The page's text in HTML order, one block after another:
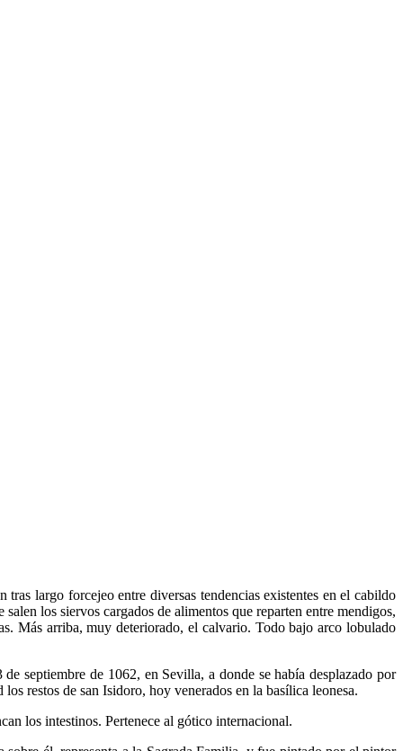
largo forcejeo entre diversas tendencias existentes en el cabildo
los siervos cargados de alimentos que reparten entre mendigos,
Más arriba, muy deteriorado, el calvario. Todo bajo arco lobulado
septiembre de 1062, en Sevilla, a donde se había desplazado por
restos de san Isidoro, hoy venerados en la basílica leonesa.
los intestinos. Pertenece al gótico internacional.